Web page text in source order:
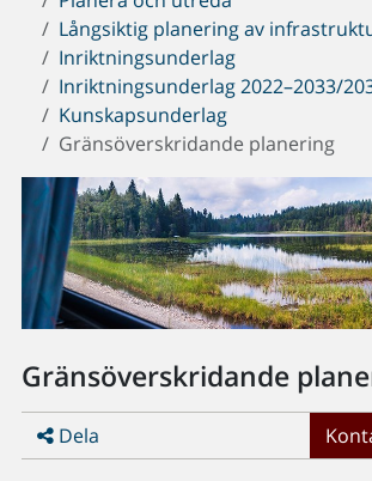
här:Långsiktig planering av
Inriktningsunderlag
Inriktningsunderlag 2022–2033/
Kunskapsunderlag
Gränsöverskridande planering
Gränsöverskridande
Dela